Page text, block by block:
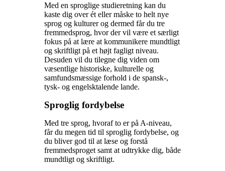
Med en sproglige studieretning kan du
kaste dig over ét eller måske to helt nye
sprog og kulturer og dermed får du tre
fremmedsprog, hvor der vil være et særligt
fokus på at lære at kommunikere mundtligt
og skriftligt på et højt fagligt niveau.
Desuden vil du tilegne dig viden om
væsentlige historiske, kulturelle og
samfundsmæssige forhold i de spansk-,
tysk- og engelsktalende lande.
Sproglig fordybelse
Med tre sprog, hvoraf to er på A-niveau,
får du megen tid til sproglig fordybelse, og
du bliver god til at læse og forstå
fremmedsproget samt at udtrykke dig, både
mundtligt og skriftligt.